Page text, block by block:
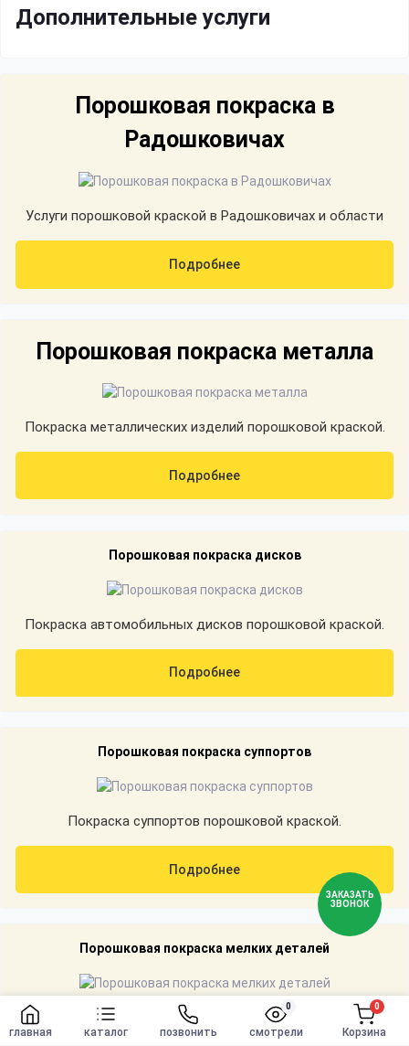
главная каталог смотрели
0
позвонить Корзина
0
Заказать
Дополнительные услуги
Порошковая покраска в
Радошковичах
Услуги порошковой краской в Радошковичах и области
Подробнее
Порошковая покраска металла
Покраска металлических изделий порошковой краской.
Подробнее
Порошковая покраска дисков
Покраска автомобильных дисков порошковой краской.
Подробнее
Порошковая покраска суппортов
Покраска суппортов порошковой краской.
Подробнее
Порошковая покраска мелких деталей
Покраска мелких деталей порошковой краской.
ЗАКАЗАТЬ
ЗВОНОК